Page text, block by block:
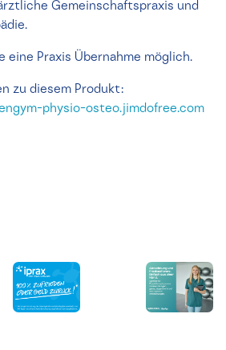
Gemeinschaftspraxis und
eine Praxis Übernahme möglich.
zu diesem Produkt:
physio-osteo.jimdofree.com